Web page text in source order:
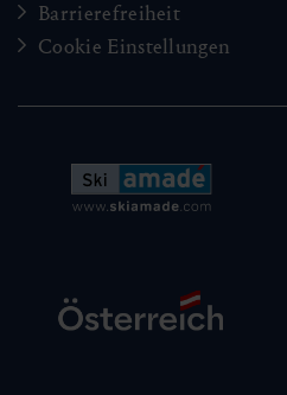
Barrierefreiheit
Cookie Einstellungen